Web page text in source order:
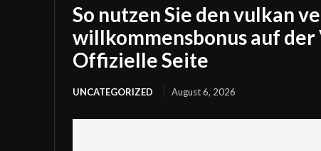
So nutzen Sie den vulkan
willkommensbonus auf der
Offizielle Seite
UNCATEGORIZED August 6, 2026